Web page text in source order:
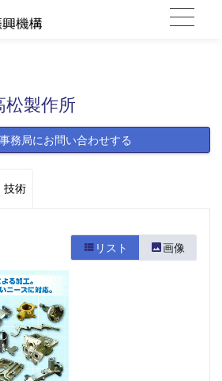
製作所
務局にお問い合わせする
技術
リスト 画像